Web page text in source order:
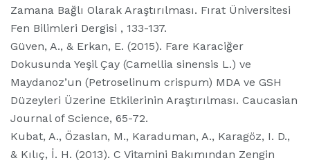
Zamana Bağlı Olarak Araştırılması. Fırat Üniversitesi
Fen Bilimleri Dergisi , 133-137.
Güven, A., & Erkan, E. (2015). Fare Karaciğer
Dokusunda Yeşil Çay (Camellia sinensis L.) ve
Maydanoz’un (Petroselinum crispum) MDA ve GSH
Düzeyleri Üzerine Etkilerinin Araştırılması. Caucasian
Journal of Science, 65-72.
Kubat, A., Özaslan, M., Karaduman, A., Karagöz, I. D.,
& Kılıç, İ. H. (2013). C Vitamini Bakımından Zengin